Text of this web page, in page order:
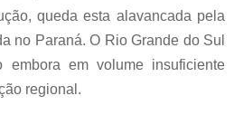
queda esta alavancada pela
no Paraná. O Rio Grande do Sul
embora em volume insuficiente
regional.